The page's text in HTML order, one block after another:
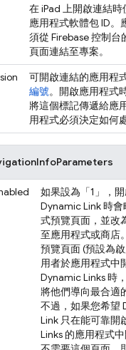
在 iPad 上開啟連結時
應用程式軟體包 ID。
須從 Firebase控制台
頁面連結至專案。
可開啟連結的應用程
編號。開啟應用程式
將這個標記傳遞給應
用程式必須決定如何處
如果設為「1」，
Dynamic Link時會
式預覽頁面，並改
至應用程式或商店
預覽頁面 (預設為
用者於應用程式中
Dynamic Links時
將他們導向最合適
不過，如果您希望
Link 只在能可靠開
Links 的應用程式